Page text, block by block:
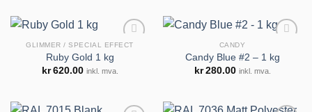
GLIMMER / SPECIAL EFFECT
Ruby Gold 1 kg
kr 620.00 inkl. mva.
CANDY
Candy Blue #2 – 1 kg
kr 280.00 inkl. mva.